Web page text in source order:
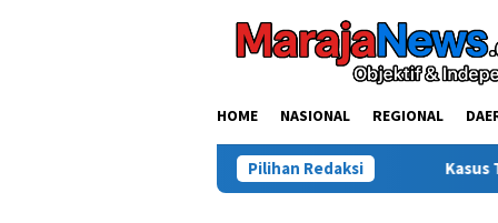
HOME NASIONAL REGIONAL
Pilihan Redaksi
Kasus Tewasnya Warga Sinjai di